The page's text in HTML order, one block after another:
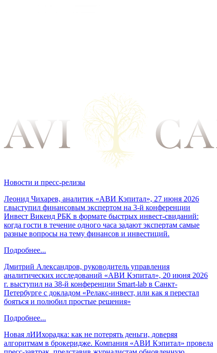
Новости и пресс-релизы
Леонид Чихарев, аналитик «АВИ Кэпитал», 27 июня 2026
г.выступил финансовым экспертом на 3-й конференции
Инвест Викенд РБК в формате быстрых инвест-свиданий:
когда гости в течение одного часа задают экспертам самые
разные вопросы на тему финансов и инвестиций.
Подробнее...
Дмитрий Александров, руководитель управления
аналитических исследований «АВИ Кэпитал», 20 июня 2026
г. выступил на 38-й конференции Smart-lab в Санкт-
Петербурге с докладом «Релакс-инвест, или как я перестал
бояться и полюбил простые решения»
Подробнее...
Новая лИИхорадка: как не потерять деньги, доверяя
алгоритмам в брокеридже. Компания «АВИ Кэпитал» провела